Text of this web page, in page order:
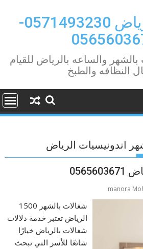
شغالات الرياض 0571493230-
والساعه بالرياض للقيام
النظافه والطبخ
اندونيسيات الرياض
manora
شغالات بالشهر 1500
الرياض تعتبر خدمة دلالات
شغالات بالرياض خيارًا
شائعًا للأسر التي تبحث